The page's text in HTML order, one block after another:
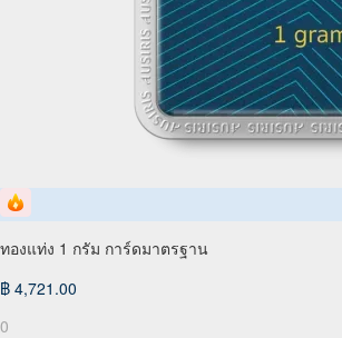
ทองแท่ง 1 กรัม การ์ดมาตรฐาน
฿ 4,721.00
0